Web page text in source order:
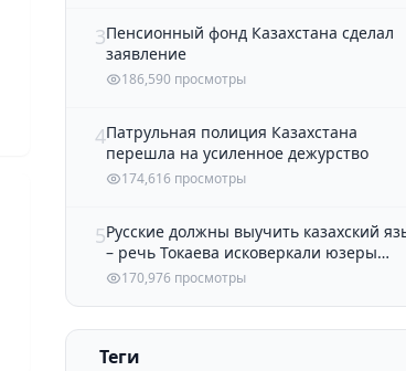
3Пенсионный фонд Казахстана сделал
заявление
186,590 просмотры
4Патрульная полиция Казахстана
перешла на усиленное дежурство
174,616 просмотры
5Русские должны выучить казахский
– речь Токаева исковеркали юзеры
Казнета
170,976 просмотры
Теги